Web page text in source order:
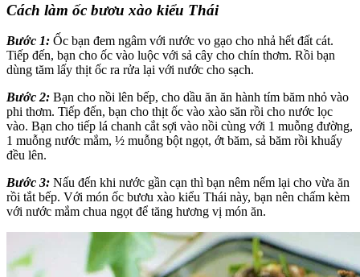
Cách làm ốc bươu xào kiểu Thái
Bước 1: Ốc bạn đem ngâm với nước vo gạo cho nhả hết đất cát.
Tiếp đến, bạn cho ốc vào luộc với sả cây cho chín thơm. Rồi bạn
dùng tăm lấy thịt ốc ra rửa lại với nước cho sạch.
Bước 2: Bạn cho nồi lên bếp, cho dầu ăn ăn hành tím băm nhỏ vào
phi thơm. Tiếp đến, bạn cho thịt ốc vào xào săn rồi cho nước lọc
vào. Bạn cho tiếp lá chanh cắt sợi vào nồi cùng với 1 muỗng đường,
1 muỗng nước mắm, ½ muỗng bột ngọt, ớt băm, sả băm rồi khuấy
đều lên.
Bước 3: Nấu đến khi nước gần cạn thì bạn nêm nếm lại cho vừa ăn
rồi tắt bếp. Với món ốc bươu xào kiểu Thái này, bạn nên chấm kèm
với nước mắm chua ngọt để tăng hương vị món ăn.